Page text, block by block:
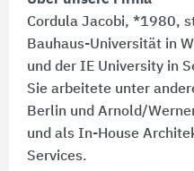
Cordula Jacobi, *1980,
Bauhaus-Universität in
und der IE University in
Sie arbeitete unter
Berlin und Arnold/
und als In-House
Services.